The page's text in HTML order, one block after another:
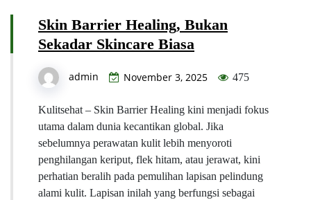
Skin Barrier Healing, Bukan
Sekadar Skincare Biasa
admin November 3, 2025 475
Kulitsehat – Skin Barrier Healing kini menjadi fokus
utama dalam dunia kecantikan global. Jika
sebelumnya perawatan kulit lebih menyoroti
penghilangan keriput, flek hitam, atau jerawat, kini
perhatian beralih pada pemulihan lapisan pelindung
alami kulit. Lapisan inilah yang berfungsi sebagai